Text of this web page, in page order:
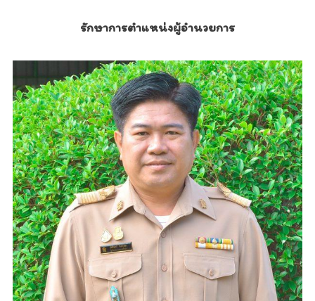
รักษาการตำแหน่งผู้อำนวยการ